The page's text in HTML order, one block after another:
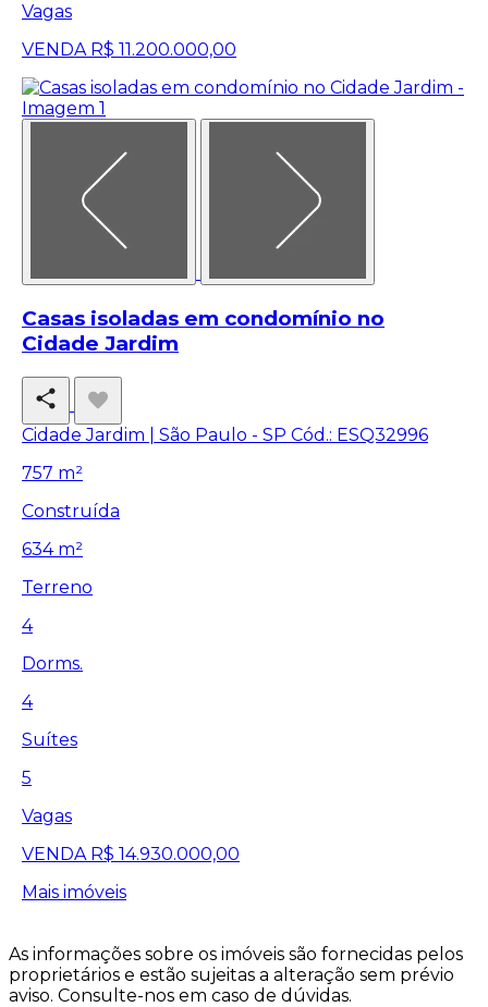
Vagas
VENDA R$ 11.200.000,00
Casas isoladas em condomínio no
Cidade Jardim
Cidade Jardim | São Paulo - SP Cód.: ESQ32996
757 m²
Construída
634 m²
Terreno
4
Dorms.
4
Suítes
5
Vagas
VENDA R$ 14.930.000,00
Mais imóveis
As informações sobre os imóveis são fornecidas pelos
proprietários e estão sujeitas a alteração sem prévio
aviso. Consulte-nos em caso de dúvidas.